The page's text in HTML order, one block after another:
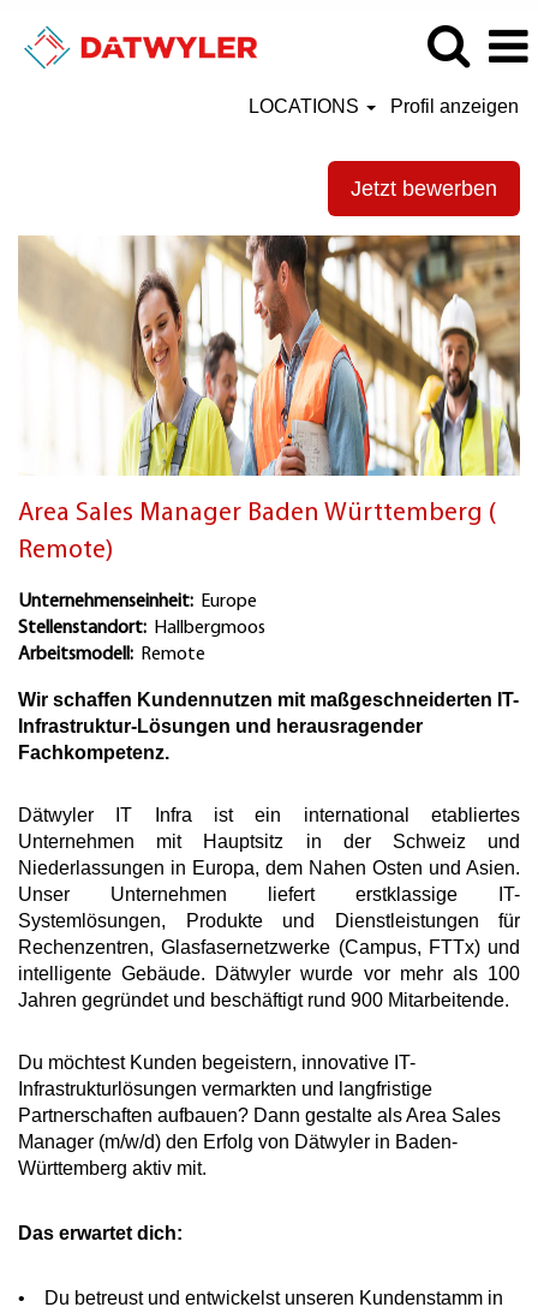
LOCATIONS Profil anzeigen
Jetzt bewerben
Area Sales Manager Baden Württemberg (
Remote)
Unternehmenseinheit: Europe
Stellenstandort: Hallbergmoos
Arbeitsmodell: Remote
Wir schaffen Kundennutzen mit maßgeschneiderten IT-
Infrastruktur-Lösungen und herausragender
Fachkompetenz.
Dätwyler IT Infra ist ein international etabliertes
Unternehmen mit Hauptsitz in der Schweiz und
Niederlassungen in Europa, dem Nahen Osten und Asien.
Unser Unternehmen liefert erstklassige IT-
Systemlösungen, Produkte und Dienstleistungen für
Rechenzentren, Glasfasernetzwerke (Campus, FTTx) und
intelligente Gebäude. Dätwyler wurde vor mehr als 100
Jahren gegründet und beschäftigt rund 900 Mitarbeitende.
Du möchtest Kunden begeistern, innovative IT-
Infrastrukturlösungen vermarkten und langfristige
Partnerschaften aufbauen? Dann gestalte als Area Sales
Manager (m/w/d) den Erfolg von Dätwyler in Baden-
Württemberg aktiv mit.
Das erwartet dich:
• Du betreust und entwickelst unseren Kundenstamm in